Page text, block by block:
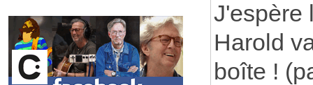
J'espère
Harold
boîte !